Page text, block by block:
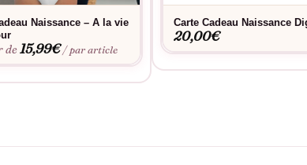
Naissance – A la vie
de15,99€ / par article
Carte Cadeau Naissance
20,00€